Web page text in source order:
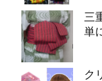
三
単
ク